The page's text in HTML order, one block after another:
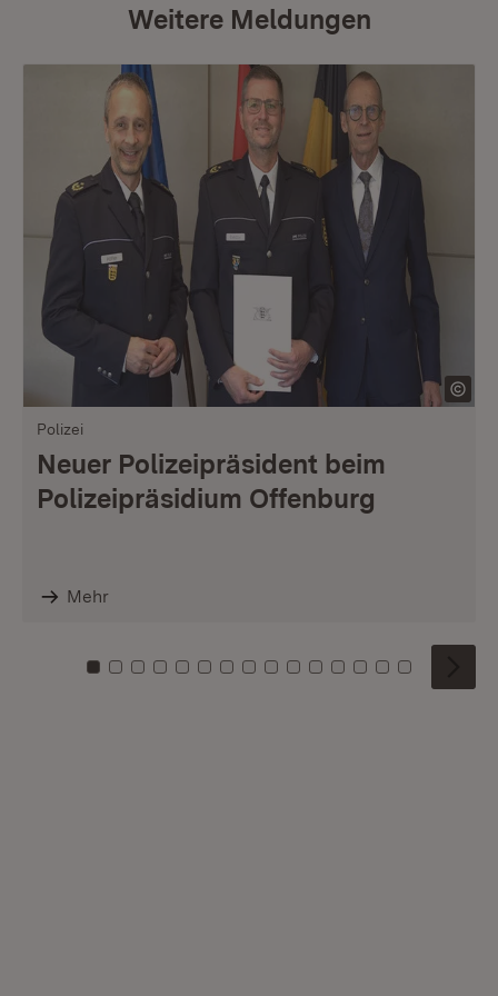
Weitere Meldungen
Polizei
Neuer Polizeipräsident beim
Polizeipräsidium Offenburg
Mehr
Zu Kachel: 0
Zu Kachel: 1
Zu Kachel: 2
Zu Kachel: 3
Zu Kachel: 4
Zu Kachel: 5
Zu Kachel: 6
Zu Kachel: 7
Zu Kachel: 8
Zu Kachel: 9
Zu Kachel: 10
Zu Kachel: 11
Zu Kachel: 12
Zu Kachel:
Zu